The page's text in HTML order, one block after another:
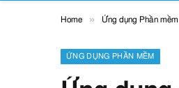
Home » Ứng dụng Phần mềm
ỨNG DỤNG PHẦN MỀM